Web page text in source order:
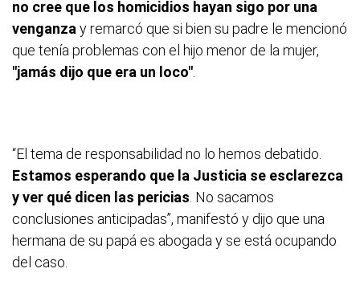
no cree que los homicidios hayan sigo por una
venganza y remarcó que si bien su padre le mencionó
que tenía problemas con el hijo menor de la mujer,
"jamás dijo que era un loco"
“El tema de responsabilidad no lo hemos debatido.
Estamos esperando que la Justicia se esclarezca
y ver qué dicen las pericias . No sacamos
conclusiones anticipadas”, manifestó y dijo que una
hermana de su papá es abogada y se está ocupando
del caso.